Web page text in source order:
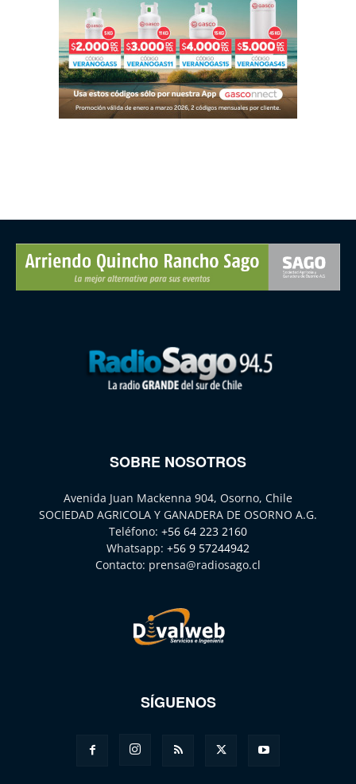
SOBRE NOSOTROS
Avenida Juan Mackenna 904, Osorno, Chile
SOCIEDAD AGRICOLA Y GANADERA DE OSORNO A.G.
Teléfono: +56 64 223 2160
Whatsapp: +56 9 57244942
Contacto: prensa@radiosago.cl
SÍGUENOS